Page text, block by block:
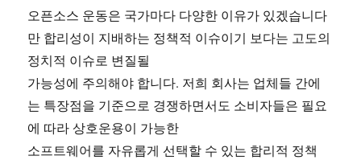
오픈소스 운동은 국가마다 다양한 이유가 있겠습니다
만 합리성이 지배하는 정책적 이슈이기 보다는 고도의
정치적 이슈로 변질될
가능성에 주의해야 합니다. 저희 회사는 업체들 간에
는 특장점을 기준으로 경쟁하면서도 소비자들은 필요
에 따라 상호운용이 가능한
소프트웨어를 자유롭게 선택할 수 있는 합리적 정책